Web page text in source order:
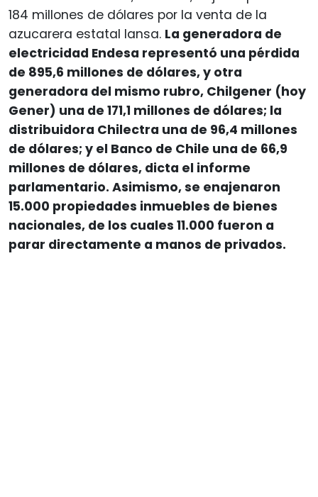
184 millones de dólares por la venta de la
azucarera estatal Iansa. La generadora de
electricidad Endesa representó una pérdida
de 895,6 millones de dólares, y otra
generadora del mismo rubro, Chilgener (hoy
Gener) una de 171,1 millones de dólares; la
distribuidora Chilectra una de 96,4 millones
de dólares; y el Banco de Chile una de 66,9
millones de dólares, dicta el informe
parlamentario. Asimismo, se enajenaron
15.000 propiedades inmuebles de bienes
nacionales, de los cuales 11.000 fueron a
parar directamente a manos de privados.